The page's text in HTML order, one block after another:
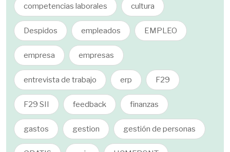
competencias laborales cultura
Despidos empleados EMPLEO
empresa empresas
entrevista de trabajo erp F29
F29 SII feedback finanzas
gastos gestion gestión de personas